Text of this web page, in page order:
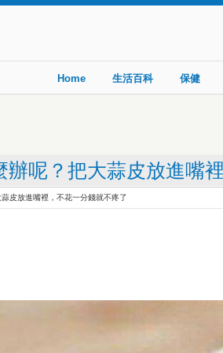
Home 生活百科 保健
辦呢？把大蒜皮放進嘴
皮放進嘴裡，不花一分錢就不疼了